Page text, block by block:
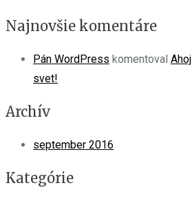
Najnovšie komentáre
Pán WordPress komentoval Ahoj
svet!
Archív
september 2016
Kategórie